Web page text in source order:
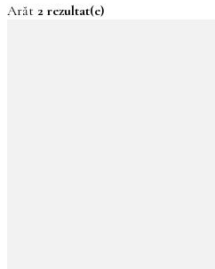
Arăt 2 rezultat(e)